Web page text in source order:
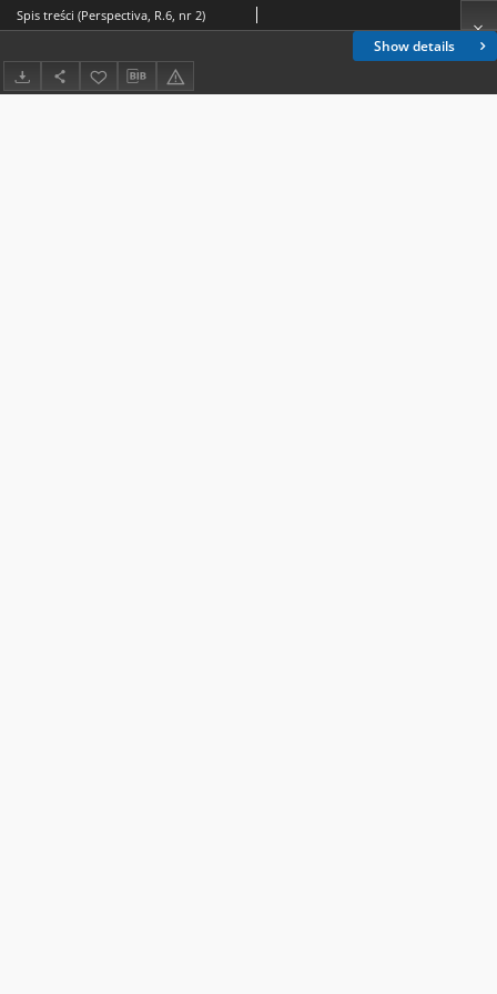
Show details
Spis treści (Perspectiva, R.6, nr 2)